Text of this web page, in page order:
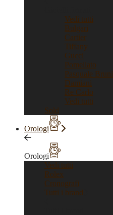
Vedi tutti
Bulgari
Cartier
Tiffany
Gucci
Pomellato
Pasquale Bruni
Damiani
Re Carlo
Vedi tutti
Sold
Orologi
Orologi
Vedi tutti
Rolex
Cronografi
Tutti i brand